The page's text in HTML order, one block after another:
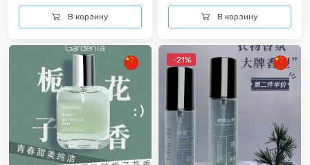
В корзину В корзину
-21%